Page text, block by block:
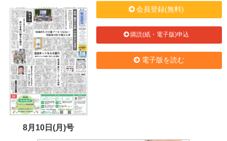
8月10日(月)号
会員登録(無料)
購読(紙・電子版)申込
電子版を読む